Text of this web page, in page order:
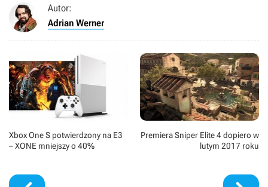
Autor:
Adrian Werner
Xbox One S potwierdzony na E3
– XONE mniejszy o 40%
Premiera Sniper Elite 4 dopiero w
lutym 2017 roku